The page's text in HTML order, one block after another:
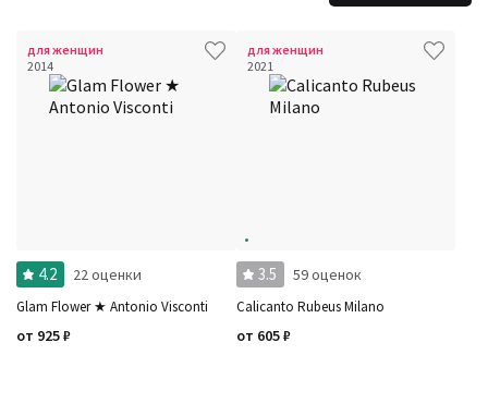
для женщин
2014
4.2 22 оценки
Glam Flower ★ Antonio Visconti
от 925₽
для женщин
2021
3.5 59 оценок
Calicanto Rubeus Milano
от 605₽